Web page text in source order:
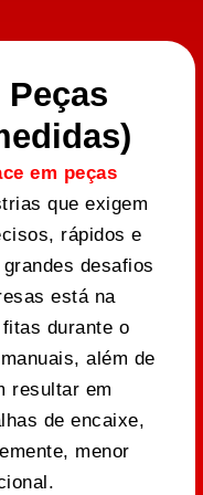
em peças
que exigem
rápidos e
desafios
está na
durante o
além de
resultar em
de encaixe,
menor